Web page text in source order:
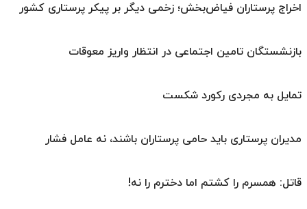
اخراج پرستاران فیاض‌بخش؛ زخمی دیگر بر پیکر پرستاری کشور
بازنشستگان تامین اجتماعی در انتظار واریز معوقات
تمایل به مجردی رکورد شکست
مدیران پرستاری باید حامی پرستاران باشند، نه عامل فشار
قاتل: همسرم را کشتم اما دخترم را نه!